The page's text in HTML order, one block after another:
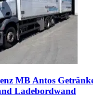
MB Antos
Ladebordwand